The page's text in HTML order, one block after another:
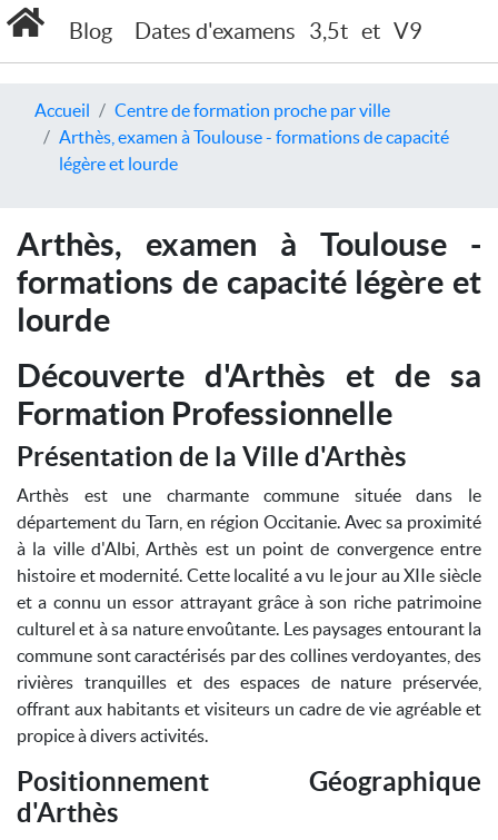
Blog Dates d'examens 3,5t et V9
Accueil
Centre de formation proche par ville
Arthès, examen à Toulouse - formations de capacité
légère et lourde
Arthès, examen à Toulouse -
formations de capacité légère et
lourde
Découverte d'Arthès et de sa
Formation Professionnelle
Présentation de la Ville d'Arthès
Arthès est une charmante commune située dans le
département du Tarn, en région Occitanie. Avec sa proximité
à la ville d'Albi, Arthès est un point de convergence entre
histoire et modernité. Cette localité a vu le jour au XIIe siècle
et a connu un essor attrayant grâce à son riche patrimoine
culturel et à sa nature envoûtante. Les paysages entourant la
commune sont caractérisés par des collines verdoyantes, des
rivières tranquilles et des espaces de nature préservée,
offrant aux habitants et visiteurs un cadre de vie agréable et
propice à divers activités.
Positionnement Géographique
d'Arthès